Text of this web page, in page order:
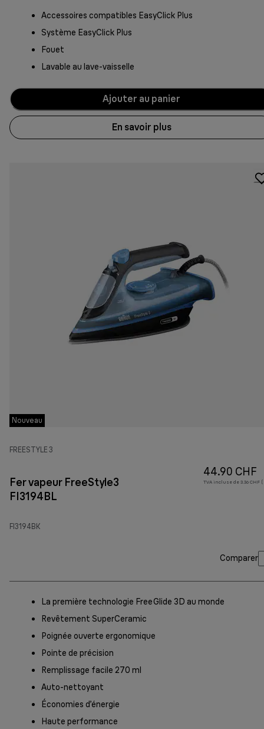
Accessoires compatibles EasyClick Plus
Système EasyClick Plus
Fouet
Lavable au lave-vaisselle
Ajouter au panier
En savoir plus
Nouveau
FREESTYLE 3
Fer vapeur FreeStyle3
FI3194BL
FI3194BK
44.90 CHF
TVA incluse de 3.36 CHF (
Comparer
La première technologie FreeGlide 3D au monde
Revêtement SuperCeramic
Poignée ouverte ergonomique
Pointe de précision
Remplissage facile 270 ml
Auto-nettoyant
Économies d’énergie
Haute performance